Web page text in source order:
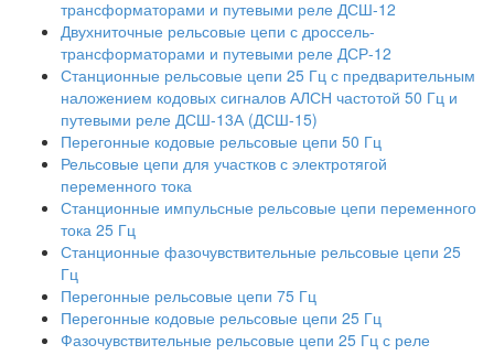
трансформаторами и путевыми реле ДСШ-12
Двухниточные рельсовые цепи с дроссель-
трансформаторами и путевыми реле ДСР-12
Станционные рельсовые цепи 25 Гц с предварительным
наложением кодовых сигналов АЛСН частотой 50 Гц и
путевыми реле ДСШ-13А (ДСШ-15)
Перегонные кодовые рельсовые цепи 50 Гц
Рельсовые цепи для участков с электротягой
переменного тока
Станционные импульсные рельсовые цепи переменного
тока 25 Гц
Станционные фазочувствительные рельсовые цепи 25
Гц
Перегонные рельсовые цепи 75 Гц
Перегонные кодовые рельсовые цепи 25 Гц
Фазочувствительные рельсовые цепи 25 Гц с реле